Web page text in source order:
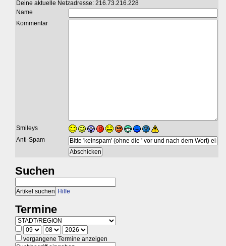
Deine aktuelle Netzadresse: 216.73.216.228
Name
Kommentar
Smileys
Anti-Spam
Suchen
Hilfe
Termine
vergangene Termine anzeigen